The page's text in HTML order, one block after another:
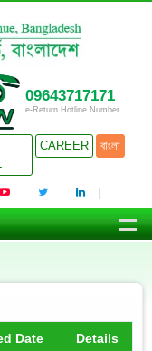
09643717171
e-Return Hotline Number
CAREER বাংলা
Date Details